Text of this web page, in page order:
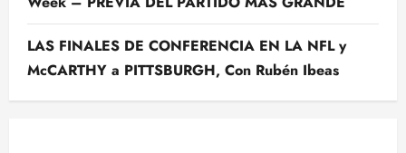
LAS FINALES DE CONFERENCIA EN LA NFL y
McCARTHY a PITTSBURGH, Con Rubén Ibeas